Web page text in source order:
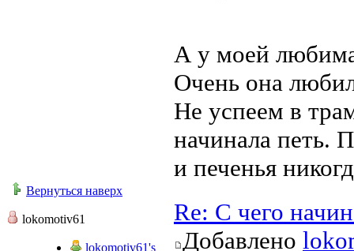
А у моей
Очень она
Не успеем в
начинала петь.
и печенья
Вернуться наверх
lokomotiv61
lokomotiv61's
Re: С чего
Добавлено